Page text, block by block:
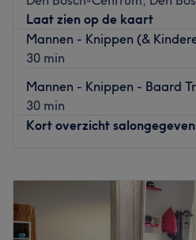
Laat zien op de kaart
Mannen - Knippen (&
30 min
Mannen - Knippen - Baard
30 min
Kort overzicht